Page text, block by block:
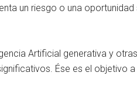
un riesgo o una
Artificial generativa y
Ése es el objetivo a